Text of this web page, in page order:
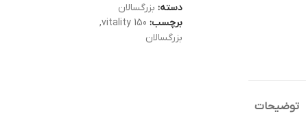
دسته: بزرگسالان
برچسب: vitality 150
,
بزرگسالان
توضیحات